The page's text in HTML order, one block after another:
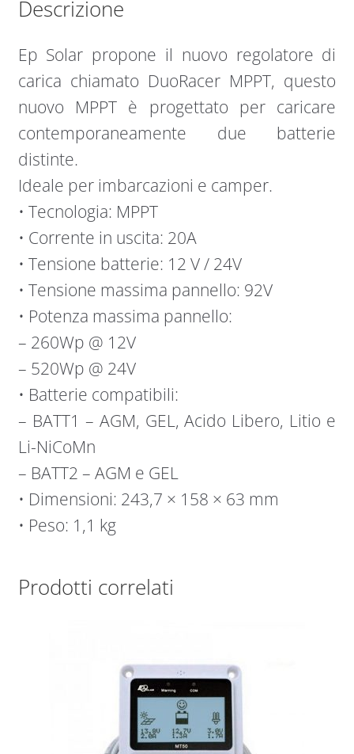
Descrizione
Ep Solar propone il nuovo regolatore di
carica chiamato DuoRacer MPPT, questo
nuovo MPPT è progettato per caricare
contemporaneamente due batterie
distinte.
Ideale per imbarcazioni e camper.
• Tecnologia: MPPT
• Corrente in uscita: 20A
• Tensione batterie: 12 V / 24V
• Tensione massima pannello: 92V
• Potenza massima pannello:
– 260Wp @ 12V
– 520Wp @ 24V
• Batterie compatibili:
– BATT1 – AGM, GEL, Acido Libero, Litio e
Li-NiCoMn
– BATT2 – AGM e GEL
• Dimensioni: 243,7 × 158 × 63 mm
• Peso: 1,1 kg
Prodotti correlati